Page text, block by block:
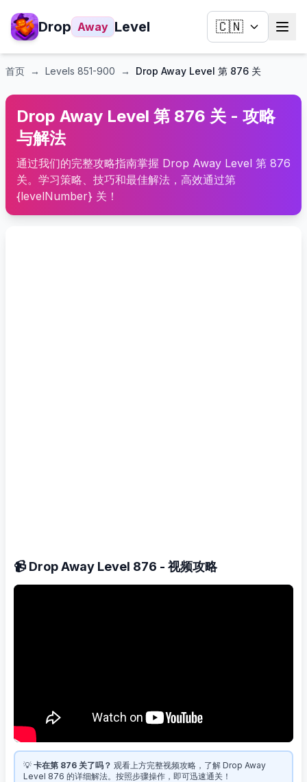
Drop Away Level 🇨🇳
首页 → Levels 851-900 → Drop Away Level 第 876 关
Drop Away Level 第 876 关 - 攻略
与解法
通过我们的完整攻略指南掌握 Drop Away Level 第 876
关。学习策略、技巧和最佳解法，高效通过第
{levelNumber} 关！
📹 Drop Away Level 876 - 视频攻略
💡 卡在第 876 关了吗？ 观看上方完整视频攻略，了解 Drop Away
Level 876 的详细解法。按照步骤操作，即可迅速通关！